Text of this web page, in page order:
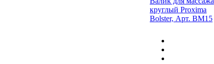
круглый Proxima
Bolster, Арт. BM15